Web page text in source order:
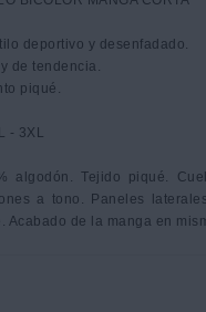
deportivo y desenfadado.
de tendencia.
piqué.
- 3XL
algodón. Tejido piqué.
a tono. Paneles
Acabado de la manga en